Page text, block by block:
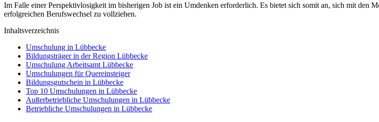
Im Falle einer Perspektivlosigkeit im bisherigen Job ist ein Umdenken erforderlich. Es bietet sich somit an, sich mit den
erfolgreichen Berufswechsel zu vollziehen.
Inhaltsverzeichnis
Umschulung in Lübbecke
Bildungsträger in der Region Lübbecke
Umschulung Arbeitsamt Lübbecke
Umschulungen für Quereinsteiger
Bildungsgutschein in Lübbecke
Top 10 Umschulungen in Lübbecke
Außerbetriebliche Umschulungen in Lübbecke
Betriebliche Umschulungen in Lübbecke